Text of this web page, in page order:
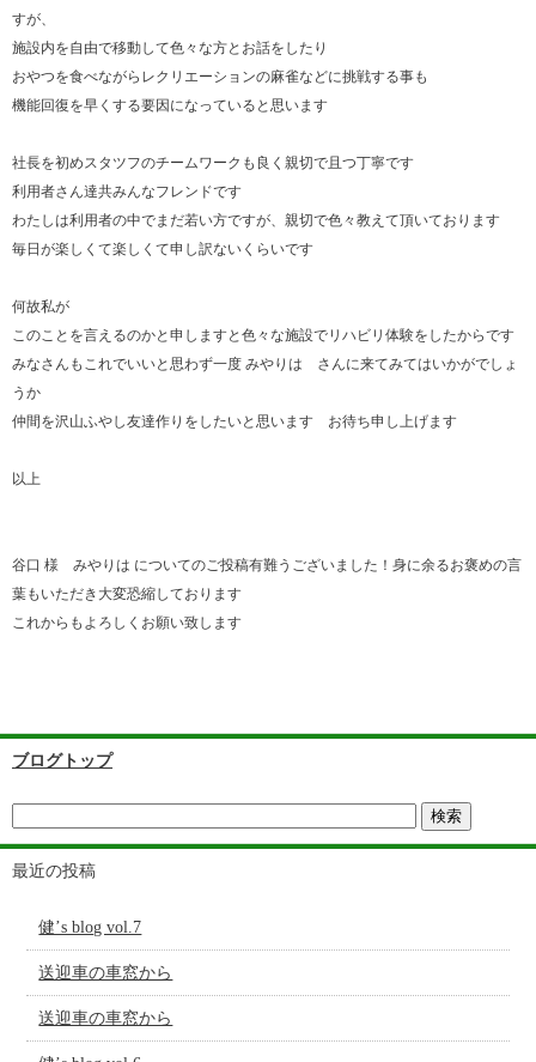
すが、
施設内を自由で移動して色々な方とお話をしたり
おやつを食べながらレクリエーションの麻雀などに挑戦する事も
機能回復を早くする要因になっていると思います
社長を初めスタツフのチームワークも良く親切で且つ丁寧です
利用者さん達共みんなフレンドです
わたしは利用者の中でまだ若い方ですが、親切で色々教えて頂いております
毎日が楽しくて楽しくて申し訳ないくらいです
何故私が
このことを言えるのかと申しますと色々な施設でリハビリ体験をしたからです
みなさんもこれでいいと思わず一度 みやりは さんに来てみてはいかがでしょ
うか
仲間を沢山ふやし友達作りをしたいと思います お待ち申し上げます
以上
谷口 様 みやりは についてのご投稿有難うございました！身に余るお褒めの言
葉もいただき大変恐縮しております
これからもよろしくお願い致します
ブログトップ
最近の投稿
健’s blog vol.7
送迎車の車窓から
送迎車の車窓から